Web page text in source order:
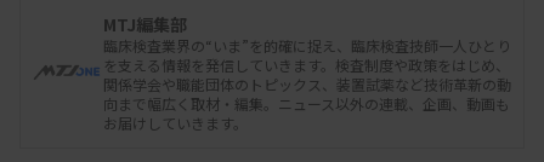
MTJ編集部
臨床検査業界の“いま”を的確に捉え、臨床検査技師一人ひとり
を支える情報を発信していきます。検査制度や政策をはじめ、
関係学会や職能団体のトピックス、装置試薬など技術革新の動
向まで幅広く取材・編集。ニュース以外の連載、企画、動画も
お届けしていきます。